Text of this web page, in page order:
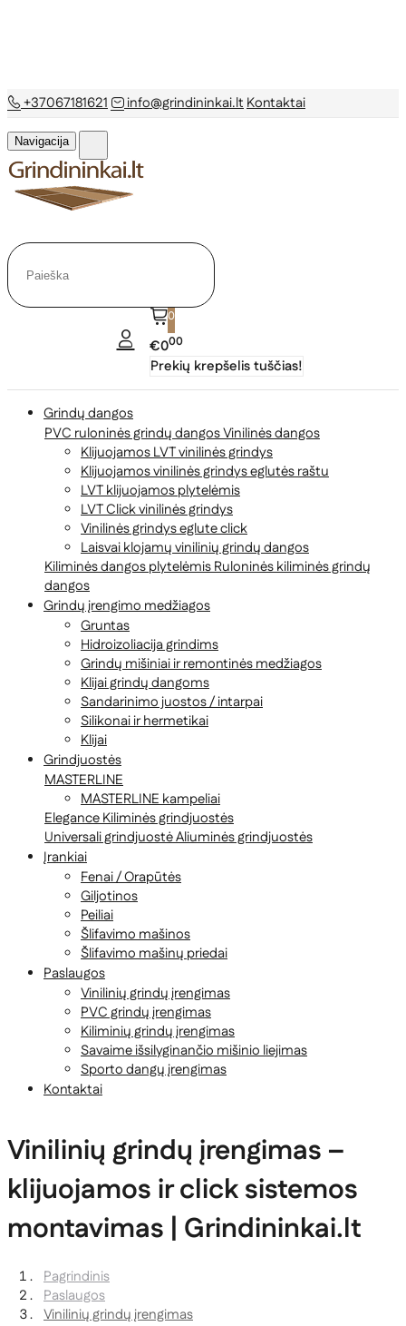
+37067181621 info@grindininkai.lt Kontaktai
Navigacija
0
€000
Prekių krepšelis tuščias!
Grindų dangos
PVC ruloninės grindų dangosVinilinės dangos
Klijuojamos LVT vinilinės grindys
Klijuojamos vinilinės grindys eglutės raštu
LVT klijuojamos plytelėmis
LVT Click vinilinės grindys
Vinilinės grindys eglute click
Laisvai klojamų vinilinių grindų dangos
Kiliminės dangos plytelėmisRuloninės kiliminės grindų
dangos
Grindų įrengimo medžiagos
Gruntas
Hidroizoliacija grindims
Grindų mišiniai ir remontinės medžiagos
Klijai grindų dangoms
Sandarinimo juostos / intarpai
Silikonai ir hermetikai
Klijai
Grindjuostės
MASTERLINE
MASTERLINE kampeliai
EleganceKiliminės grindjuostės
Universali grindjuostėAliuminės grindjuostės
Įrankiai
Fenai / Orapūtės
Giljotinos
Peiliai
Šlifavimo mašinos
Šlifavimo mašinų priedai
Paslaugos
Vinilinių grindų įrengimas
PVC grindų įrengimas
Kiliminių grindų įrengimas
Savaime išsilyginančio mišinio liejimas
Sporto dangų įrengimas
Kontaktai
Vinilinių grindų įrengimas –
klijuojamos ir click sistemos
montavimas | Grindininkai.lt
Pagrindinis
Paslaugos
Vinilinių grindų įrengimas